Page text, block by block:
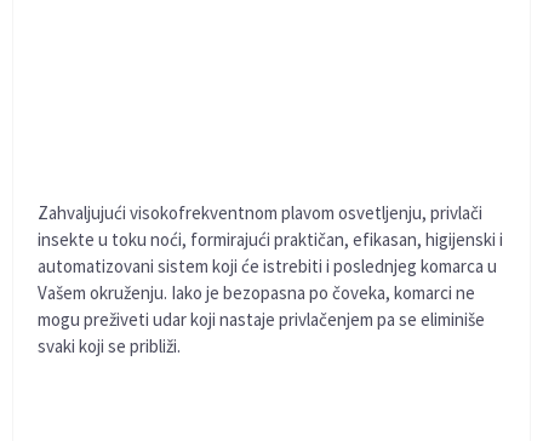
Zahvaljujući visokofrekventnom plavom osvetljenju, privlači
insekte u toku noći, formirajući praktičan, efikasan, higijenski i
automatizovani sistem koji će istrebiti i poslednjeg komarca u
Vašem okruženju. Iako je bezopasna po čoveka, komarci ne
mogu preživeti udar koji nastaje privlačenjem pa se eliminiše
svaki koji se približi.